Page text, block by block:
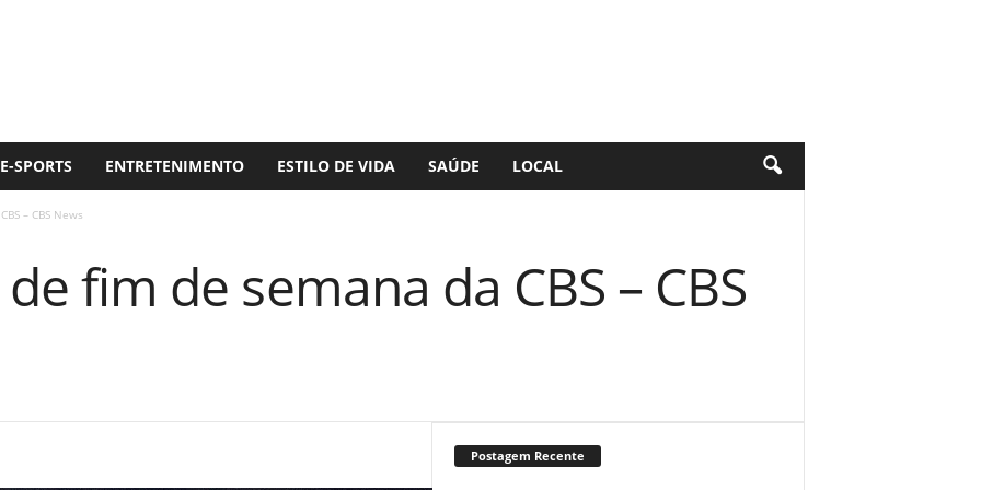
E-SPORTS ENTRETENIMENTO ESTILO DE VIDA SAÚDE LOCAL
– CBS News
fim de semana da CBS – CBS
Postagem Recente